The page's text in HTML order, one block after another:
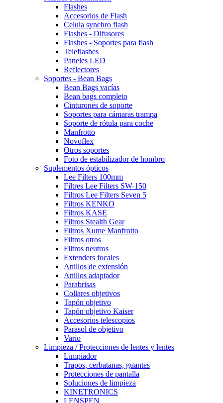
Flashes
Accesorios de Flash
Celula synchro flash
Flashes - Difusores
Flashes - Soportes para flash
Teleflashes
Paneles LED
Reflectores
Soportes - Bean Bags
Bean Bags vacías
Bean bags completo
Cinturones de soporte
Soportes para cámaras trampa
Soporte de rótula para coche
Manfrotto
Novoflex
Otros soportes
Foto de estabilizador de hombro
Suplementos ópticos
Lee Filters 100mm
Filtres Lee Filters SW-150
Filtros Lee Filters Seven 5
Filtros KENKO
Filtros KASE
Filtros Stealth Gear
Filtros Xume Manfrotto
Filtros otros
Filtros neutros
Extenders focales
Anillos de extensión
Anillos adaptador
Parabrisas
Collares objetivos
Tapón objetivo
Tapón objetivo Kaiser
Accesorios telescopios
Parasol de objetivo
Vario
Limpieza / Protecciones de lentes y lentes
Limpiador
Trapos, cerbatanas, guantes
Protecciones de pantalla
Soluciones de limpieza
KINETRONICS
LENSPEN